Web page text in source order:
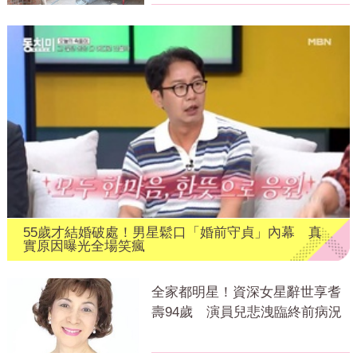
55歲才結婚破處！男星鬆口「婚前守貞」內幕 真
實原因曝光全場笑瘋
全家都明星！資深女星辭世享耆
壽94歲 演員兒悲洩臨終前病況